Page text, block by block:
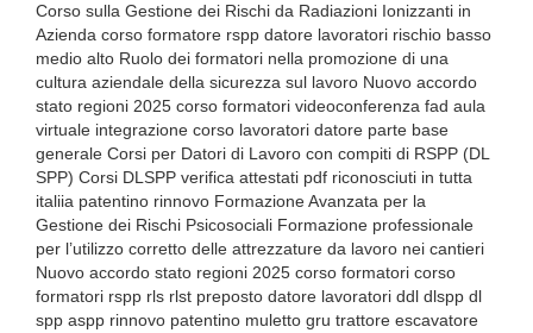
Corso sulla Gestione dei Rischi da Radiazioni Ionizzanti in
Azienda corso formatore rspp datore lavoratori rischio basso
medio alto Ruolo dei formatori nella promozione di una
cultura aziendale della sicurezza sul lavoro Nuovo accordo
stato regioni 2025 corso formatori videoconferenza fad aula
virtuale integrazione corso lavoratori datore parte base
generale Corsi per Datori di Lavoro con compiti di RSPP (DL
SPP) Corsi DLSPP verifica attestati pdf riconosciuti in tutta
italiia patentino rinnovo Formazione Avanzata per la
Gestione dei Rischi Psicosociali Formazione professionale
per l’utilizzo corretto delle attrezzature da lavoro nei cantieri
Nuovo accordo stato regioni 2025 corso formatori corso
formatori rspp rls rlst preposto datore lavoratori ddl dlspp dl
spp aspp rinnovo patentino muletto gru trattore escavatore